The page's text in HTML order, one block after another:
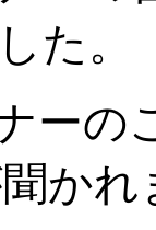
た。
ーの
かれ